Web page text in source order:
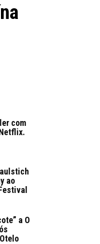
com
ao
a O